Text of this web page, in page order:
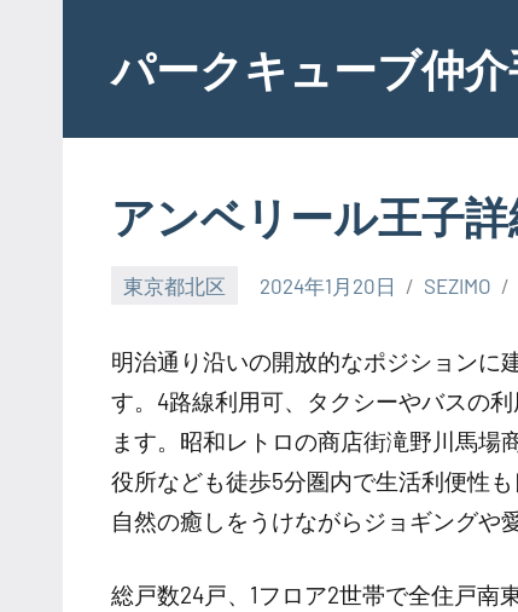
contentパークキューブ仲
アンベリール王子
東京都北区 2024年1月20日 SEZIMO
明治通り沿いの開放的なポジションに
す。4路線利用可、タクシーやバスの
ます。昭和レトロの商店街滝野川馬場
役所なども徒歩5分圏内で生活利便性
自然の癒しをうけながらジョギングや
総戸数24戸、1フロア2世帯で全住戸南